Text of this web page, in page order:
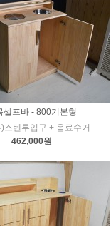
셀프바 - 800기본형
스텐투입구 + 음료수거
462,000원